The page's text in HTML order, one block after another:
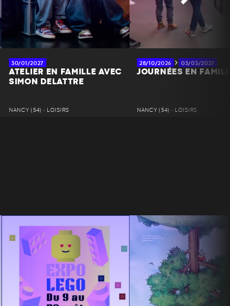
30/01/2027
ATELIER EN FAMILLE AVEC
SIMON DELATTRE
NANCY (54) • LOISIRS
28/10/2026 03/03/2027
JOURNÉES EN
NANCY (54) • LOISIRS